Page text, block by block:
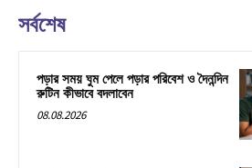
সর্বশেষ
পড়ার সময় ঘুম পেলে পড়ার পরিবেশ ও দৈনন্দিন
রুটিন কীভাবে বদলাবেন
08.08.2026